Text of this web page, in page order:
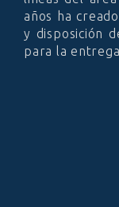
años ha
y disposición
para la